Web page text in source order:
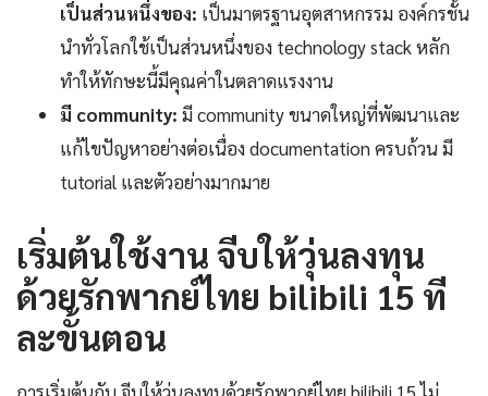
เป็นส่วนหนึ่งของ: เป็นมาตรฐานอุตสาหกรรม องค์กรชั้น
นำทั่วโลกใช้เป็นส่วนหนึ่งของ technology stack หลัก
ทำให้ทักษะนี้มีคุณค่าในตลาดแรงงาน
มี community: มี community ขนาดใหญ่ที่พัฒนาและ
แก้ไขปัญหาอย่างต่อเนื่อง documentation ครบถ้วน มี
tutorial และตัวอย่างมากมาย
เริ่มต้นใช้งาน จีบให้วุ่นลงทุน
ด้วยรักพากย์ไทย bilibili 15 ที
ละขั้นตอน